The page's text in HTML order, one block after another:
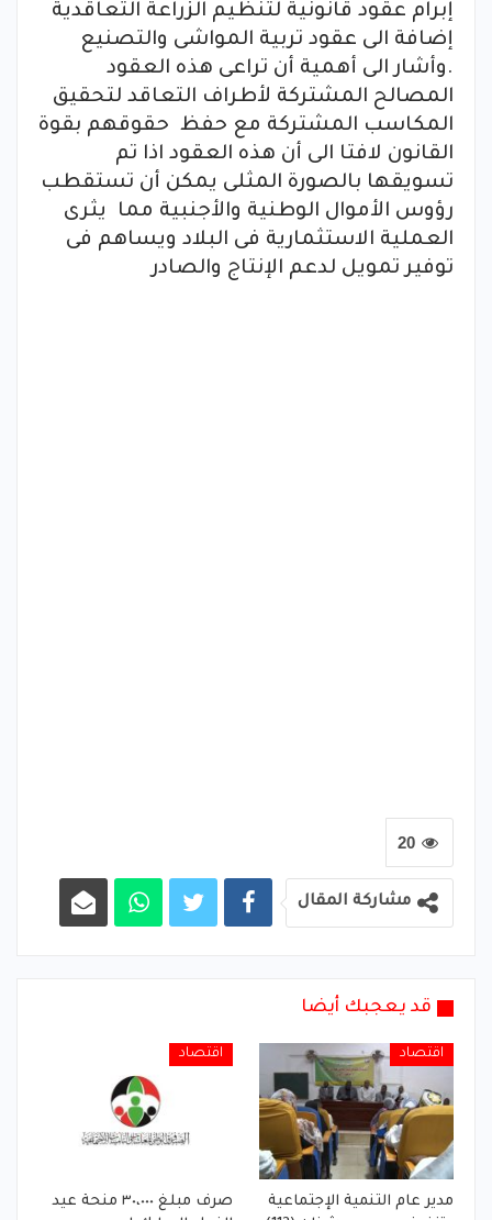
إبرام عقود قانونية لتنظيم الزراعة التعاقدية
إضافة الى عقود تربية المواشى والتصنيع
.وأشار الى أهمية أن تراعى هذه العقود
المصالح المشتركة لأطراف التعاقد لتحقيق
المكاسب المشتركة مع حفظ حقوقهم بقوة
القانون لافتا الى أن هذه العقود اذا تم
تسويقها بالصورة المثلى يمكن أن تستقطب
رؤوس الأموال الوطنية والأجنبية مما يثرى
العملية الاستثمارية فى البلاد ويساهم فى
توفير تمويل لدعم الإنتاج والصادر
20
مشاركة المقال
قد يعجبك أيضا
اقتصاد
مدير عام التنمية الإجتماعية
اقتصاد
صرف مبلغ ٣٠،٠٠٠ منحة عيد